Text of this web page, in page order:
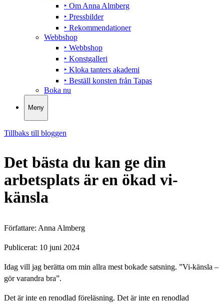
‣ Om Anna Almberg
‣ Pressbilder
‣ Rekommendationer
Webbshop
‣ Webbshop
‣ Konstgalleri
‣ Kloka tanters akademi
‣ Beställ konsten från Tapas
Boka nu
Meny
Tillbaks till bloggen
Det bästa du kan ge din
arbetsplats är en ökad vi-
känsla
Författare: Anna Almberg
Publicerat: 10 juni 2024
Idag vill jag berätta om min allra mest bokade satsning. ”Vi-känsla –
gör varandra bra”.
Det är inte en renodlad föreläsning. Det är inte en renodlad